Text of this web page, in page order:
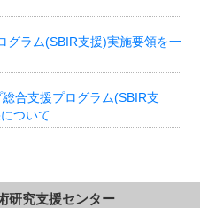
グラム(SBIR支援)実施要領を一
合支援プログラム(SBIR支
ついて
研究支援センター